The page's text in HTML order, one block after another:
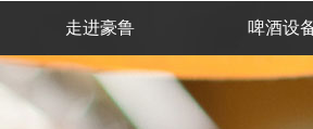
走进豪鲁 啤酒设